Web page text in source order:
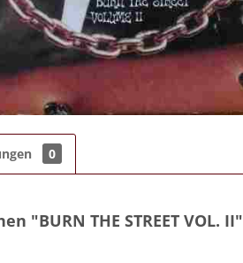
0
"BURN THE STREET VOL. II"